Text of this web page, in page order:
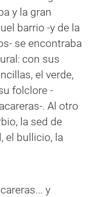
y la gran
barrio -y de la
se encontraba
con sus
el verde,
folclore -
. Al otro
la sed de
el bullicio, la
y